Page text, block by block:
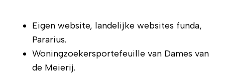
Eigen website, landelijke websites funda,
Pararius.
Woningzoekersportefeuille van Dames van
de Meierij.